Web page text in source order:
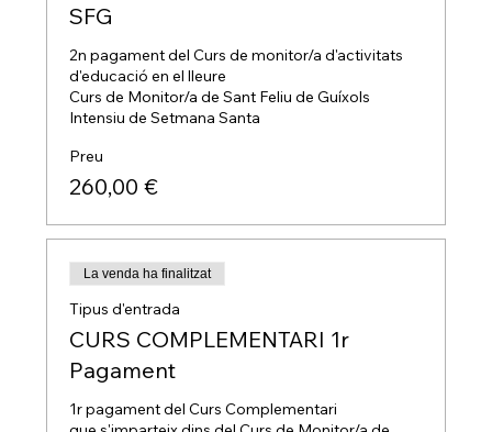
SFG
2n pagament del Curs de monitor/a d'activitats
d'educació en el lleure
Curs de Monitor/a de Sant Feliu de Guíxols
Intensiu de Setmana Santa
Preu
260,00 €
La venda ha finalitzat
Tipus d'entrada
CURS COMPLEMENTARI 1r
Pagament
1r pagament del Curs Complementari